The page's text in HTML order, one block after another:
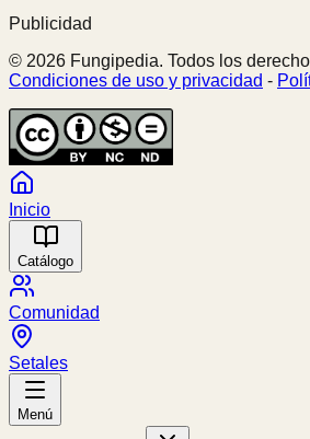
Publicidad
© 2026 Fungipedia. Todos los
Condiciones de uso y privacidad -
Inicio
Catálogo
Comunidad
Setales
Menú